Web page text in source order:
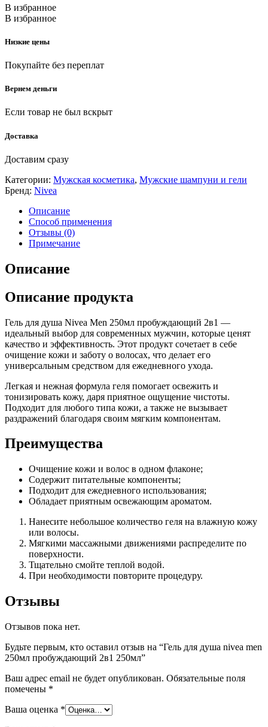
В избранное
В избранное
Низкие цены
Покупайте без переплат
Вернем деньги
Если товар не был вскрыт
Доставка
Доставим сразу
Категории: Мужская косметика, Мужские шампуни и гели
Бренд: Nivea
Описание
Способ применения
Отзывы (0)
Примечание
Описание
Описание продукта
Гель для душа Nivea Men 250мл пробуждающий 2в1 —
идеальный выбор для современных мужчин, которые ценят
качество и эффективность. Этот продукт сочетает в себе
очищение кожи и заботу о волосах, что делает его
универсальным средством для ежедневного ухода.
Легкая и нежная формула геля помогает освежить и
тонизировать кожу, даря приятное ощущение чистоты.
Подходит для любого типа кожи, а также не вызывает
раздражений благодаря своим мягким компонентам.
Преимущества
Очищение кожи и волос в одном флаконе;
Содержит питательные компоненты;
Подходит для ежедневного использования;
Обладает приятным освежающим ароматом.
Нанесите небольшое количество геля на влажную кожу
или волосы.
Мягкими массажными движениями распределите по
поверхности.
Тщательно смойте теплой водой.
При необходимости повторите процедуру.
Отзывы
Отзывов пока нет.
Будьте первым, кто оставил отзыв на “Гель для душа nivea men
250мл пробуждающий 2в1 250мл”
Ваш адрес email не будет опубликован. Обязательные поля
помечены *
Ваша оценка *